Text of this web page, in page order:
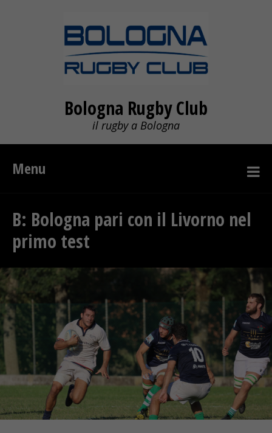
Bologna Rugby Club
il rugby a Bologna
Menu
B: Bologna pari con il Livorno nel
primo test